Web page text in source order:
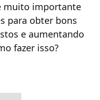
muito importante
para obter bons
e aumentando
fazer isso?